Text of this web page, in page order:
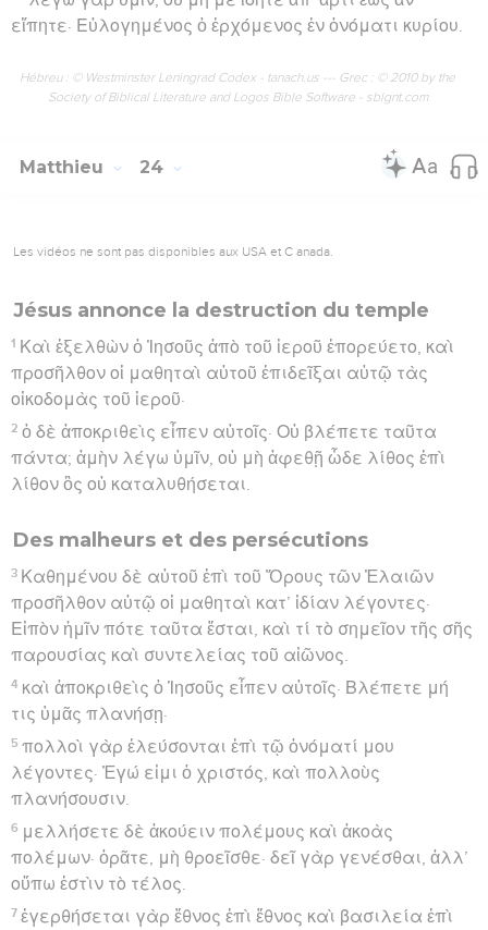
εἴπητε· Εὐλογημένος ὁ ἐρχόμενος ἐν ὀνόματι κυρίου.
Hébreu : © Westminster Leningrad Codex - tanach.us --- Grec : © 2010 by the
Society of Biblical Literature and Logos Bible Software - sblgnt.com
Matthieu 24
Les vidéos ne sont pas disponibles aux USA et C anada.
Jésus annonce la destruction du temple
1 Καὶ ἐξελθὼν ὁ Ἰησοῦς ἀπὸ τοῦ ἱεροῦ ἐπορεύετο, καὶ
προσῆλθον οἱ μαθηταὶ αὐτοῦ ἐπιδεῖξαι αὐτῷ τὰς
οἰκοδομὰς τοῦ ἱεροῦ·
2 ὁ δὲ ἀποκριθεὶς εἶπεν αὐτοῖς· Οὐ βλέπετε ταῦτα
πάντα; ἀμὴν λέγω ὑμῖν, οὐ μὴ ἀφεθῇ ὧδε λίθος ἐπὶ
λίθον ὃς οὐ καταλυθήσεται.
Des malheurs et des persécutions
3 Καθημένου δὲ αὐτοῦ ἐπὶ τοῦ Ὄρους τῶν Ἐλαιῶν
προσῆλθον αὐτῷ οἱ μαθηταὶ κατ’ ἰδίαν λέγοντες·
Εἰπὸν ἡμῖν πότε ταῦτα ἔσται, καὶ τί τὸ σημεῖον τῆς σῆς
παρουσίας καὶ συντελείας τοῦ αἰῶνος.
4 καὶ ἀποκριθεὶς ὁ Ἰησοῦς εἶπεν αὐτοῖς· Βλέπετε μή
τις ὑμᾶς πλανήσῃ·
5 πολλοὶ γὰρ ἐλεύσονται ἐπὶ τῷ ὀνόματί μου
λέγοντες· Ἐγώ εἰμι ὁ χριστός, καὶ πολλοὺς
πλανήσουσιν.
6 μελλήσετε δὲ ἀκούειν πολέμους καὶ ἀκοὰς
πολέμων· ὁρᾶτε, μὴ θροεῖσθε· δεῖ γὰρ γενέσθαι, ἀλλ’
οὔπω ἐστὶν τὸ τέλος.
7 ἐγερθήσεται γὰρ ἔθνος ἐπὶ ἔθνος καὶ βασιλεία ἐπὶ